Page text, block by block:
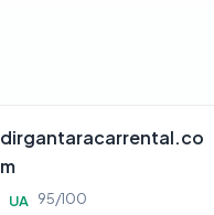
dirgantaracarrental.co
m
UA 95/100